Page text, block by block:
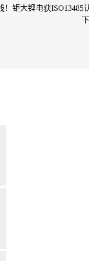
！钜大锂电获ISO13485